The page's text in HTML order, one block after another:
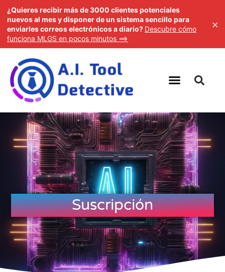
Suscripción
¿Quieres recibir más de 3000 clientes potenciales
nuevos al mes y disponer de un sistema sencillo para
enviarles correos electrónicos a diario? Descubre cómo
funciona MLGS en pocos minutos ==>
×